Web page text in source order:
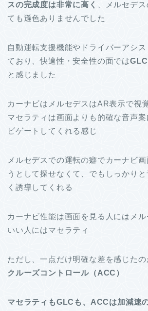
スの完成度は非常に高く
、メルセデ
ても遜色ありませんでした
自動運転支援機能やドライバーアシ
ており、快適性・安全性の面では
と感じました
カーナビはメルセデスはAR表示で視
マセラティは画面よりも的確な音声
ビゲートしてくれる感じ
メルセデスでの運転の癖でカーナビ
うとして探せなくて、でもしっかり
く誘導してくれる
カーナビ性能は画面を見る人にはメ
いい人にはマセラティ
ただし、一点だけ明確な差を感じたの
クルーズコントロール（ACC）
マセラティもGLCも、ACCは加減速